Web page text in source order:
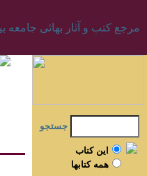
جستجو
اين کتاب
همه کتابها